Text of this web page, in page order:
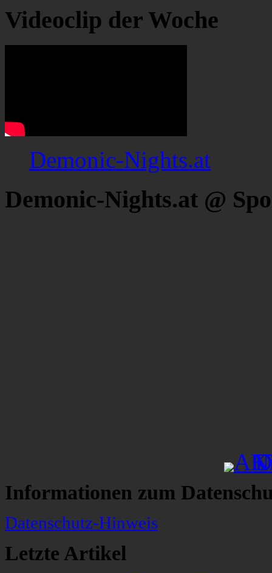
Videoclip der Woche
Demonic-Nights.at
Demonic-Nights.at @
Informationen zum
Datenschutz-Hinweis
Letzte Artikel